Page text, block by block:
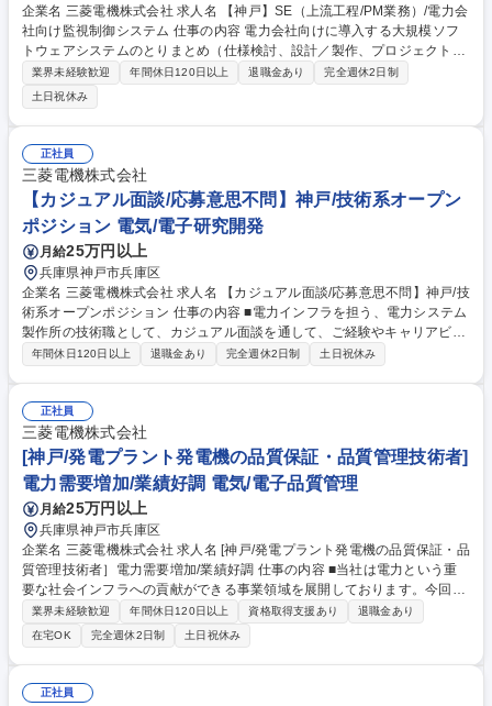
企業名 三菱電機株式会社 求人名 【神戸】SE（上流工程/PM業務）/電力会
社向け監視制御システム 仕事の内容 電力会社向けに導入する大規模ソフ
トウェアシステムのとりまとめ（仕様検討、設計／製作、プロジェクト運
営）、最新の情報・通信技術を駆使し、電力設備を最適に監視制御するた
めの高度な製品を開発します。 【具体的には】・顧客への製品企画提案、
仕様検討 ・関係技術部門と連携したシステム全体の設計及び、仕様書の作
成 ・システムを構成する各機能の開発取り纏め ・システム試験、評価 ・
顧客納入後のアフターフォロー ★当部署 社員インタビュー https://recruiti
ng-site.jp/s/mitsubishi-eng/3862/ 募集職種 【神戸】SE（上流工程/PM業
務）/電力会社向け監視制御システム
業界未経験歓迎 年間休日120日以上 退職金あり
完全週休2日制
土日祝休み
正社員
三菱電機株式会社
【カジュアル面談/応募意思不問】神戸/技術系オープン
ポジション 電気/電子研究開発
月給25万円以上
兵庫県神戸市兵庫区
企業名 三菱電機株式会社 求人名 【カジュアル面談/応募意思不問】神戸/技
術系オープンポジション 仕事の内容 ■電力インフラを担う、電力システム
製作所の技術職として、カジュアル面談を通して、ご経験やキャリアビジ
ョンに合わせて最適な施工管理ポジションをご案内し、本選考に進んで頂
開発：制御装置、入出力モジュール■計画/設計/見積/受注前活動：水力発
電向け制御システム■火力・原子力発電所向けタービン発電機の計画・構
造設計者■水車発電機の予防保全技術者■大型発電機製造の生産技術スタッ
フ■ハードウエア開発：制御装置、入出力モジュール等 募集職種 【カジュ
アル面談/応募意思不問】神戸/技術系オープンポジション
年間休日120日以上 退職金あり 完全週休2日制 土日祝休み
正社員
三菱電機株式会社
[神戸/発電プラント発電機の品質保証・品質管理技術者]
電力需要増加/業績好調 電気/電子品質管理
月給25万円以上
兵庫県神戸市兵庫区
企業名 三菱電機株式会社 求人名 [神戸/発電プラント発電機の品質保証・品
質管理技術者］電力需要増加/業績好調 仕事の内容 ■当社は電力という重
要な社会インフラへの貢献ができる事業領域を展開しております。今回
は、タービン発電機の品質保証・品質管理技術者の募集です。■国内・海
外火力発電プラント納めの発電機及びその補機の品質 保証を行う技術者と
して、製造工程全般における発電機及び構成部品の検査（外観検査、寸法
検査、非破壊検査等）、回転子振動調整、固定子固有値計測並びに、性能
試験の計画・実行・評価を担当。工場での顧客試験検査立会や、現地（顧
業界未経験歓迎 年間休日120日以上 資格取得支援あり
退職金あり
在宅OK
完全週休2日制 土日祝休み
正社員